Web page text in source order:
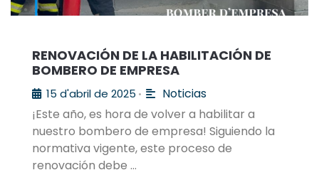
RENOVACIÓN DE LA HABILITACIÓN DE
BOMBERO DE EMPRESA
15 d'abril de 2025 •
Noticias
¡Este año, es hora de volver a habilitar a
nuestro bombero de empresa! Siguiendo la
normativa vigente, este proceso de
renovación debe …